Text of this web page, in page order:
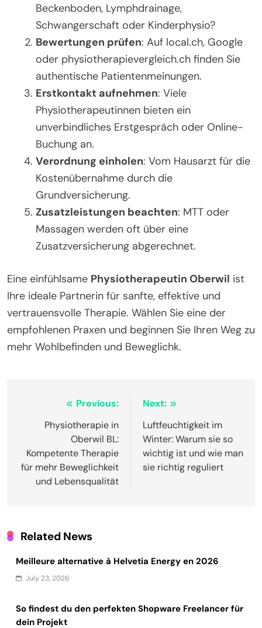
Beckenboden, Lymphdrainage,
Schwangerschaft oder Kinderphysio?
Bewertungen prüfen: Auf local.ch, Google
oder physiotherapievergleich.ch finden Sie
authentische Patientenmeinungen.
Erstkontakt aufnehmen: Viele
Physiotherapeutinnen bieten ein
unverbindliches Erstgespräch oder Online-
Buchung an.
Verordnung einholen: Vom Hausarzt für die
Kostenübernahme durch die
Grundversicherung.
Zusatzleistungen beachten: MTT oder
Massagen werden oft über eine
Zusatzversicherung abgerechnet.
Eine einfühlsame Physiotherapeutin Oberwil ist
Ihre ideale Partnerin für sanfte, effektive und
vertrauensvolle Therapie. Wählen Sie eine der
empfohlenen Praxen und beginnen Sie Ihren Weg zu
mehr Wohlbefinden und Beweglichk.
navigation
Previous:
Physiotherapie in
Oberwil BL:
Kompetente Therapie
für mehr Beweglichkeit
und Lebensqualität
Next:
Luftfeuchtigkeit im
Winter: Warum sie so
wichtig ist und wie man
sie richtig reguliert
Related News
Meilleure alternative à Helvetia Energy en 2026
July 23, 2026
So findest du den perfekten Shopware Freelancer für
dein Projekt